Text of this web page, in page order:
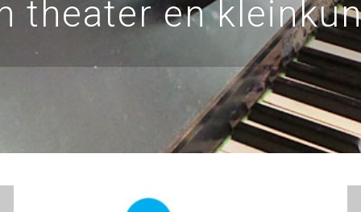
theater en